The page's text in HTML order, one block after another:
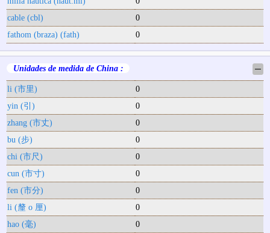
cable (cbl)
0
fathom (braza) (fath)
0
Unidades de medida de China : ─
li (市里)
0
yin (引)
0
zhang (市丈)
0
bu (步)
0
chi (市尺)
0
cun (市寸)
0
fen (市分)
0
li (釐 o 厘)
0
hao (毫)
0